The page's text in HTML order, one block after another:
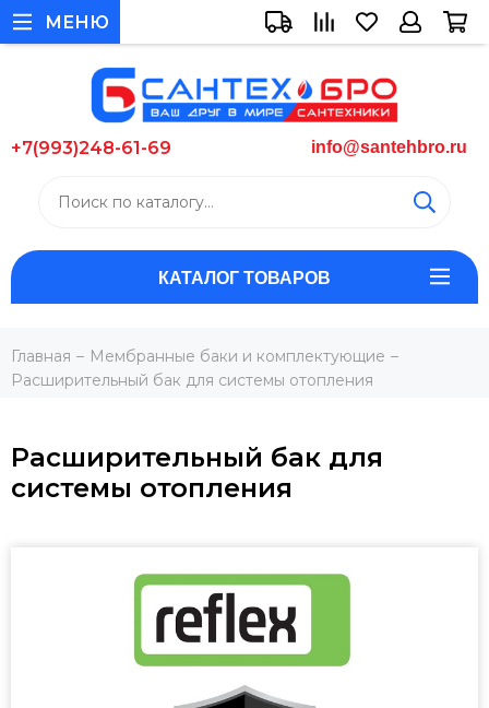
+7(993)248-61-69 info@santehbro.ru
КАТАЛОГ ТОВАРОВ
МЕНЮ
Главная
Мембранные баки и комплектующие
Расширительный бак для системы отопления
Расширительный бак для
системы отопления